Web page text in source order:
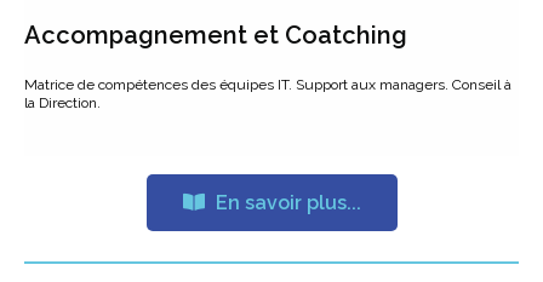
Accompagnement et Coatching
Matrice de compétences des équipes IT. Support aux managers. Conseil à
la Direction.
En savoir plus...